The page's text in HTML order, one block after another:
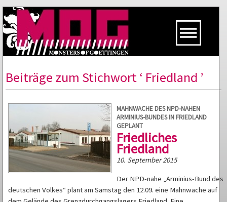
Beiträge zum Stichwort ‘ Friedland ’
MAHNWACHE DES NPD-NAHEN
ARMINIUS-BUNDES IN FRIEDLAND
GEPLANT
Friedliches
Friedland
10. September 2015
Der NPD-nahe „Arminius-Bund des
deutschen Volkes“ plant am Samstag den 12.09. eine Mahnwache auf